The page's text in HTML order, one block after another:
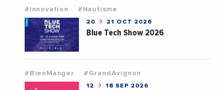
#Innovation #Nautisme
20 21 OCT 2026
Blue Tech Show 2026
#BienManger #GrandAvignon
12 18 SEP 2026